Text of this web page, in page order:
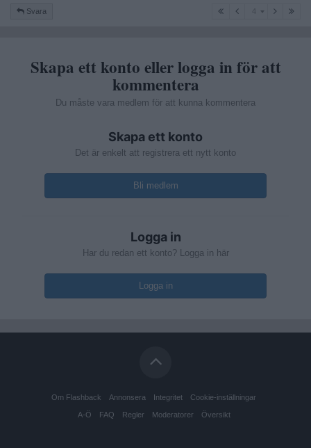
Svara 4
Skapa ett konto eller logga in för att
kommentera
Du måste vara medlem för att kunna kommentera
Skapa ett konto
Det är enkelt att registrera ett nytt konto
Bli medlem
Logga in
Har du redan ett konto? Logga in här
Logga in
Om Flashback Annonsera Integritet Cookie-inställningar
A-Ö FAQ Regler Moderatorer Översikt